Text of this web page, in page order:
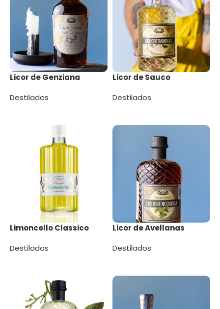
Licor de Genziana
Destilados
Licor de Sauco
Destilados
Limoncello Classico
Destilados
Licor de Avellanas
Destilados